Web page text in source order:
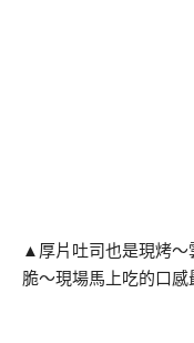
▲厚片吐司也是現烤～
脆～現場馬上吃的口感